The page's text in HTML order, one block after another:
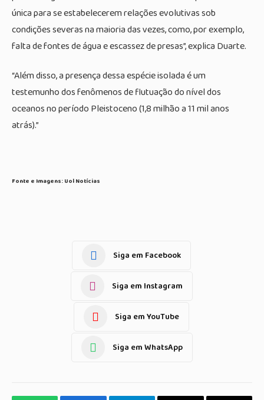
única para se estabelecerem relações evolutivas sob
condições severas na maioria das vezes, como, por exemplo,
falta de fontes de água e escassez de presas”, explica Duarte.
“Além disso, a presença dessa espécie isolada é um
testemunho dos fenômenos de flutuação do nível dos
oceanos no período Pleistoceno (1,8 milhão a 11 mil anos
atrás).”
Fonte e Imagens: Uol Notícias
Siga em Facebook
Siga em Instagram
Siga em YouTube
Siga em WhatsApp